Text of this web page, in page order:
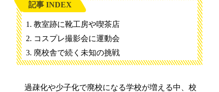
記事 INDEX
教室跡に靴工房や喫茶店
コスプレ撮影会に運動会
廃校舎で続く未知の挑戦
過疎化や少子化で廃校になる学校が増える中、校